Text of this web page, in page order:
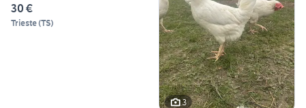
30 €
Trieste(TS)
3